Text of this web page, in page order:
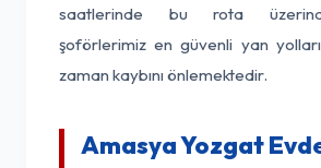
saatlerinde bu rota
şoförlerimiz en güvenli yan
zaman kaybını önlemektedir.
Amasya Yozgat